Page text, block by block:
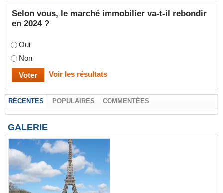
Selon vous, le marché immobilier va-t-il rebondir
en 2024 ?
Oui
Non
Voir les résultats
RÉCENTES POPULAIRES COMMENTÉES
GALERIE